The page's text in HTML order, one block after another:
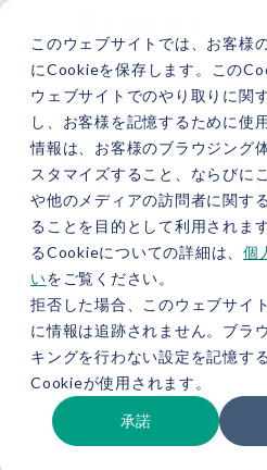
このウェブサイトでは、お客様
にCookieを保存します。この
ウェブサイトでのやり取りに関
し、お客様を記憶するために使
情報は、お客様のブラウジング
スタマイズすること、ならびに
や他のメディアの訪問者に関す
ることを目的として利用されま
るCookieについての詳細は、 個
いをご覧ください。
拒否した場合、このウェブサイ
に情報は追跡されません。ブラ
キングを行わない設定を記憶す
Cookieが使用されます。
承諾
Case
事例紹介
TOP 事例紹介